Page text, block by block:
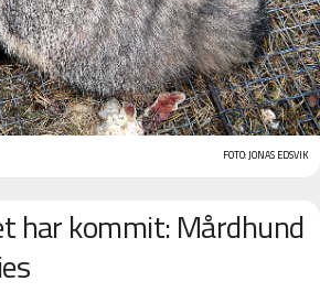
FOTO: JONAS EDSVIK
har kommit: Mårdhund